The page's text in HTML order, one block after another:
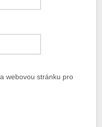
webovou stránku pro